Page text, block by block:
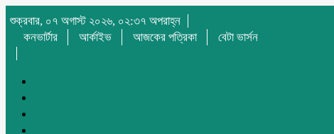
শুক্রবার, ০৭ অগাস্ট ২০২৬, ০২:৩৭ অপরাহ্ন
কনভার্টার
আর্কাইভ আজকের পত্রিকা বেটা ভার্সন